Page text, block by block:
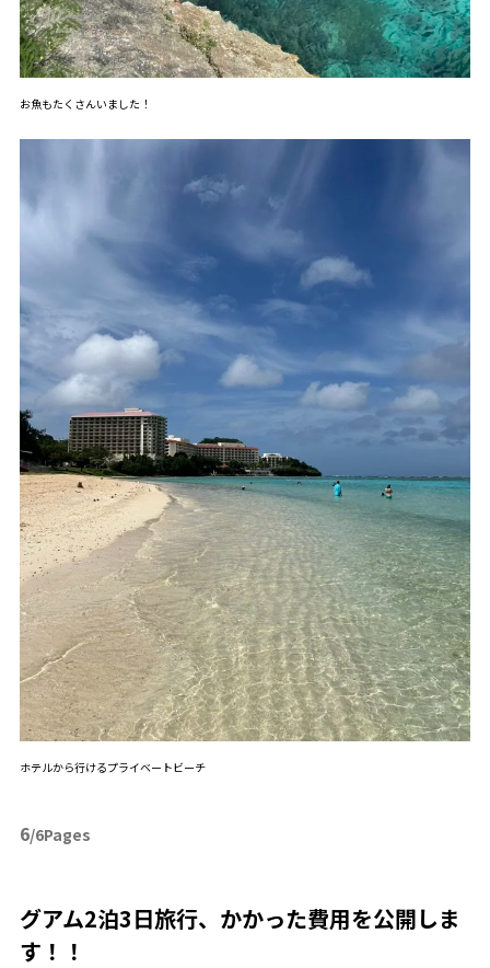
お魚もたくさんいました！
ホテルから行けるプライベートビーチ
6/6Pages
グアム2泊3日旅行、かかった費用を公開しま
す！！